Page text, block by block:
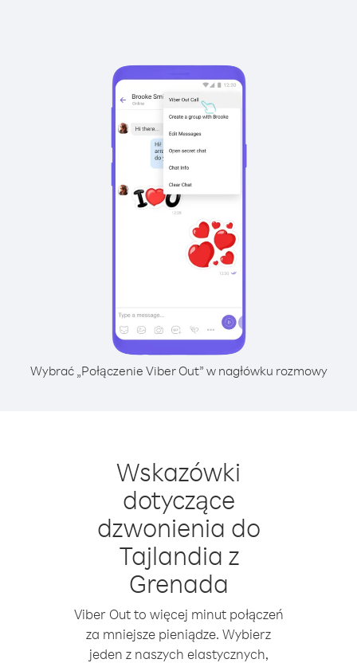
Wybrać „Połączenie Viber Out” w nagłówku rozmowy
Wskazówki
dotyczące
dzwonienia do
Tajlandia z
Grenada
Viber Out to więcej minut połączeń
za mniejsze pieniądze. Wybierz
jeden z naszych elastycznych,